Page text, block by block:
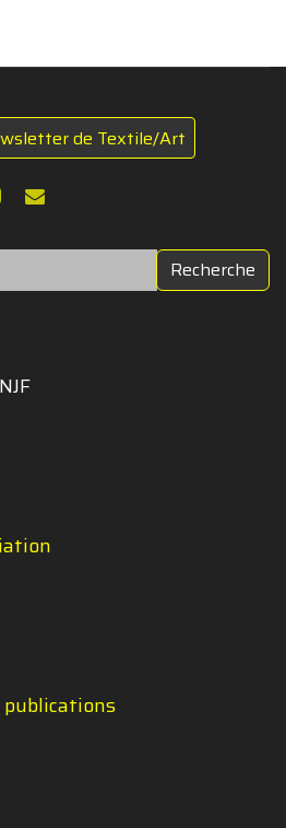
de Textile/Art
Recherche